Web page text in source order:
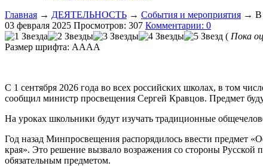
Главная → ДЕЯТЕЛЬНОСТЬ → События и мероприятия → В
03 февраля 2025 Просмотров: 307 Комментарии: 0
( Пока
Размер шрифта: AAAA
С 1 сентября 2026 года во всех российских школах, в том
сообщил министр просвещения Сергей Кравцов. Предмет
На уроках школьники будут изучать традиционные
Год назад Минпросвещения распорядилось ввести предмет
края». Это решение вызвало возражения со стороны
обязательным предметом.